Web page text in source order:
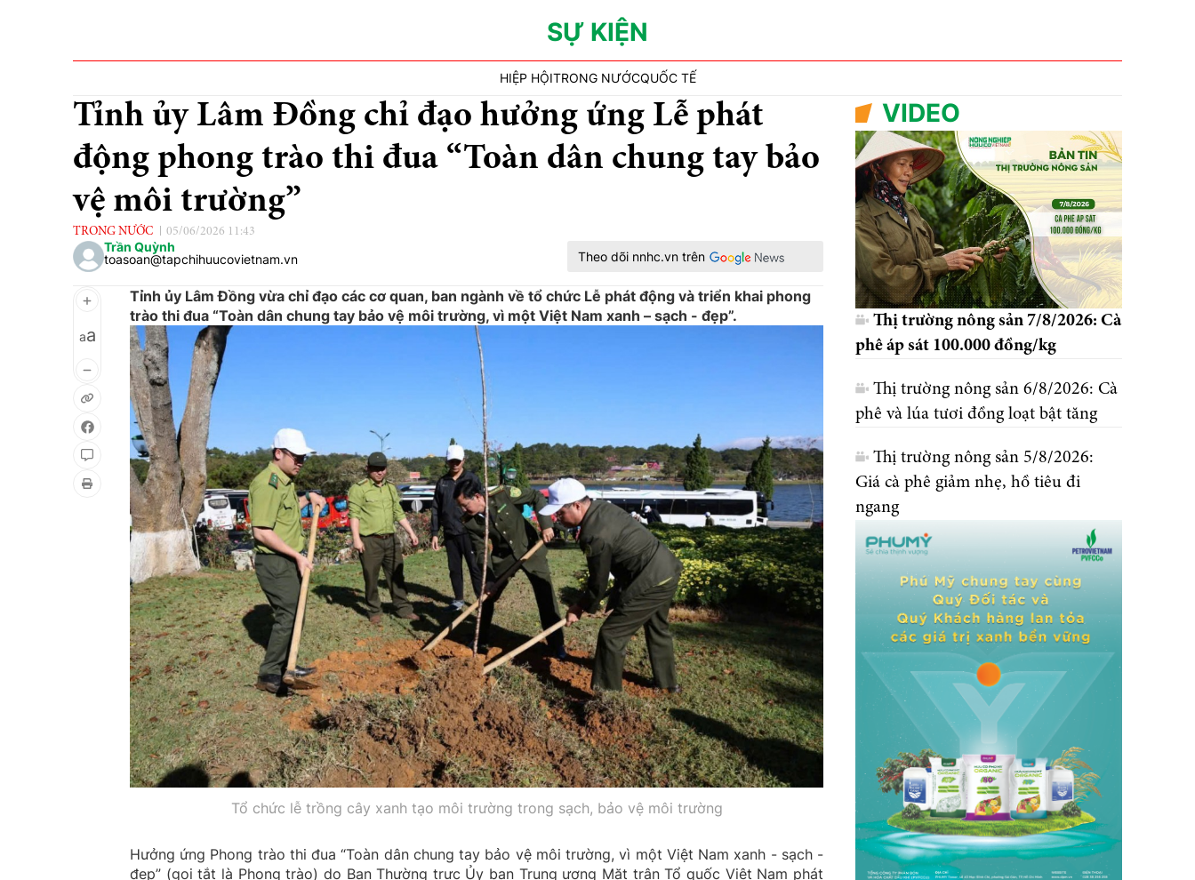
SỰ KIỆN
HIỆP HỘITRONG NƯỚCQUỐC TẾ
Tỉnh ủy Lâm Đồng chỉ đạo hưởng ứng Lễ phát
động phong trào thi đua “Toàn dân chung tay bảo
vệ môi trường”
TRONG NƯỚC 05/06/2026 11:43
Trần Quỳnh
toasoan@tapchihuucovietnam.vn
Theo dõi nnhc.vn trên
aa
Tỉnh ủy Lâm Đồng vừa chỉ đạo các cơ quan, ban ngành về tổ chức Lễ phát động và triển khai phong
trào thi đua “Toàn dân chung tay bảo vệ môi trường, vì một Việt Nam xanh – sạch - đẹp”.
Tổ chức lễ trồng cây xanh tạo môi trường trong sạch, bảo vệ môi trường
Hưởng ứng Phong trào thi đua “Toàn dân chung tay bảo vệ môi trường, vì một Việt Nam xanh - sạch -
đẹp” (gọi tắt là Phong trào) do Ban Thường trực Ủy ban Trung ương Mặt trận Tổ quốc Việt Nam phát
VIDEO
Thị trường nông sản 7/8/2026: Cà
phê áp sát 100.000 đồng/kg
Thị trường nông sản 6/8/2026: Cà
phê và lúa tươi đồng loạt bật tăng
Thị trường nông sản 5/8/2026:
Giá cà phê giảm nhẹ, hồ tiêu đi
ngang